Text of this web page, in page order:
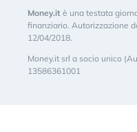
Money.it è una testata
finanziario. Autorizzazione
12/04/2018.
Money.it srl a socio unico
13586361001